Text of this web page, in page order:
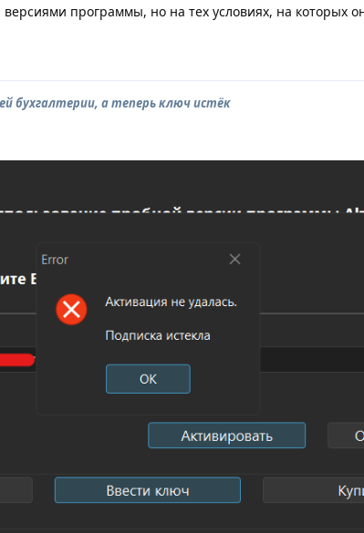
версиями программы, но на тех условиях, на которых
бухгалтерии, а теперь ключ истёк